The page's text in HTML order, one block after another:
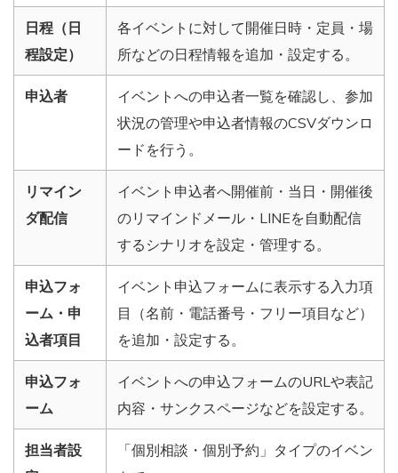
日程（日
程設定）
各イベントに対して開催日時・定員・場
所などの日程情報を追加・設定する。
申込者
イベントへの申込者一覧を確認し、参加
状況の管理や申込者情報のCSVダウンロ
ードを行う。
リマイン
ダ配信
イベント申込者へ開催前・当日・開催後
のリマインドメール・LINEを自動配信
するシナリオを設定・管理する。
申込フォ
ーム・申
込者項目
イベント申込フォームに表示する入力項
目（名前・電話番号・フリー項目など）
を追加・設定する。
申込フォ
ーム
イベントへの申込フォームのURLや表記
内容・サンクスページなどを設定する。
担当者設
「個別相談・個別予約」タイプのイベン